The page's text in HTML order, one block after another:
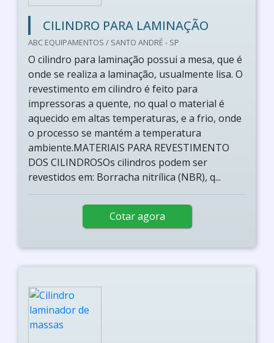
CILINDRO PARA LAMINAÇÃO
ABC EQUIPAMENTOS / SANTO ANDRÉ - SP
O cilindro para laminação possui a mesa, que é
onde se realiza a laminação, usualmente lisa. O
revestimento em cilindro é feito para
impressoras a quente, no qual o material é
aquecido em altas temperaturas, e a frio, onde
o processo se mantém a temperatura
ambiente.MATERIAIS PARA REVESTIMENTO
DOS CILINDROSOs cilindros podem ser
revestidos em: Borracha nitrílica (NBR), q...
Cotar agora